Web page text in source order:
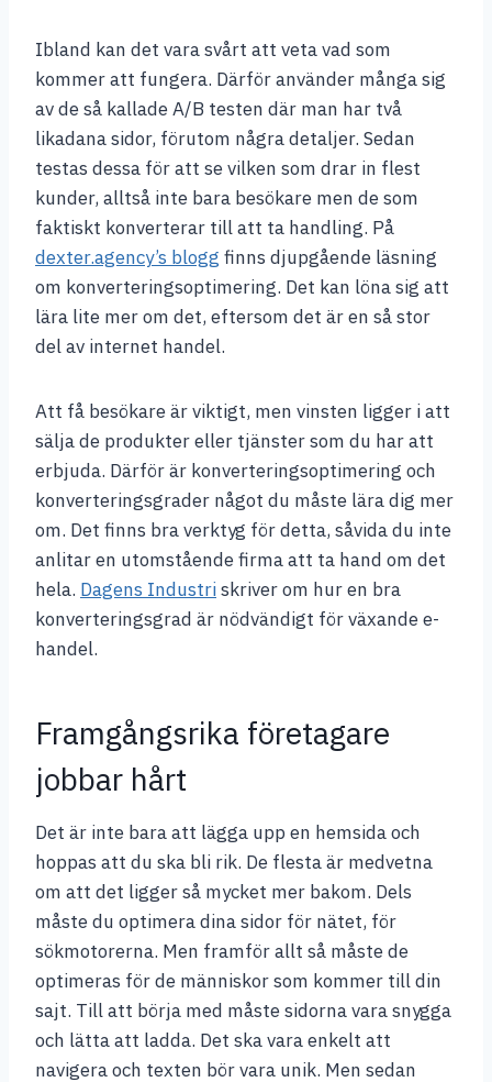
Ibland kan det vara svårt att veta vad som
kommer att fungera. Därför använder många sig
av de så kallade A/B testen där man har två
likadana sidor, förutom några detaljer. Sedan
testas dessa för att se vilken som drar in flest
kunder, alltså inte bara besökare men de som
faktiskt konverterar till att ta handling. På
dexter.agency’s blogg finns djupgående läsning
om konverteringsoptimering. Det kan löna sig att
lära lite mer om det, eftersom det är en så stor
del av internet handel.
Att få besökare är viktigt, men vinsten ligger i att
sälja de produkter eller tjänster som du har att
erbjuda. Därför är konverteringsoptimering och
konverteringsgrader något du måste lära dig mer
om. Det finns bra verktyg för detta, såvida du inte
anlitar en utomstående firma att ta hand om det
hela. Dagens Industriskriver om hur en bra
konverteringsgrad är nödvändigt för växande e-
handel.
Framgångsrika företagare
jobbar hårt
Det är inte bara att lägga upp en hemsida och
hoppas att du ska bli rik. De flesta är medvetna
om att det ligger så mycket mer bakom. Dels
måste du optimera dina sidor för nätet, för
sökmotorerna. Men framför allt så måste de
optimeras för de människor som kommer till din
sajt. Till att börja med måste sidorna vara snygga
och lätta att ladda. Det ska vara enkelt att
navigera och texten bör vara unik. Men sedan